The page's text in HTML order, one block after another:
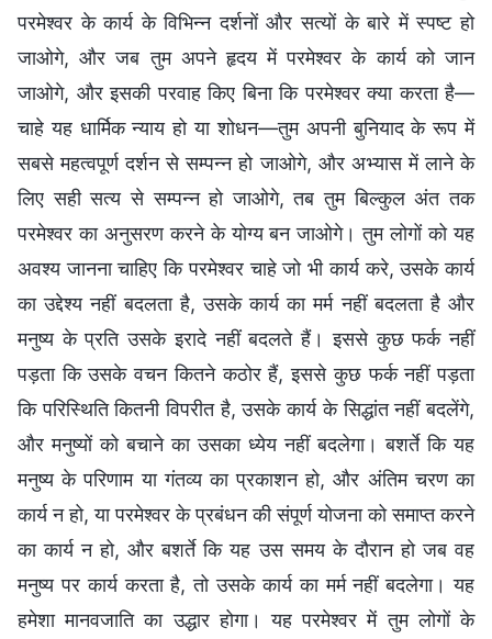
परमेश्वर के कार्य के विभिन्न दर्शनों और सत्यों के बारे में स्पष्ट हो
जाओगे, और जब तुम अपने हृदय में परमेश्वर के कार्य को जान
जाओगे, और इसकी परवाह किए बिना कि परमेश्वर क्या करता है—
चाहे यह धार्मिक न्याय हो या शोधन—तुम अपनी बुनियाद के रूप में
सबसे महत्वपूर्ण दर्शन से सम्पन्न हो जाओगे, और अभ्यास में लाने के
लिए सही सत्य से सम्पन्न हो जाओगे, तब तुम बिल्कुल अंत तक
परमेश्वर का अनुसरण करने के योग्य बन जाओगे। तुम लोगों को यह
अवश्य जानना चाहिए कि परमेश्वर चाहे जो भी कार्य करे, उसके कार्य
का उद्देश्य नहीं बदलता है, उसके कार्य का मर्म नहीं बदलता है और
मनुष्य के प्रति उसके इरादे नहीं बदलते हैं। इससे कुछ फर्क नहीं
पड़ता कि उसके वचन कितने कठोर हैं, इससे कुछ फर्क नहीं पड़ता
कि परिस्थिति कितनी विपरीत है, उसके कार्य के सिद्धांत नहीं बदलेंगे,
और मनुष्यों को बचाने का उसका ध्येय नहीं बदलेगा। बशर्ते कि यह
मनुष्य के परिणाम या गंतव्य का प्रकाशन हो, और अंतिम चरण का
कार्य न हो, या परमेश्वर के प्रबंधन की संपूर्ण योजना को समाप्त करने
का कार्य न हो, और बशर्ते कि यह उस समय के दौरान हो जब वह
मनुष्य पर कार्य करता है, तो उसके कार्य का मर्म नहीं बदलेगा। यह
हमेशा मानवजाति का उद्धार होगा। यह परमेश्वर में तुम लोगों के